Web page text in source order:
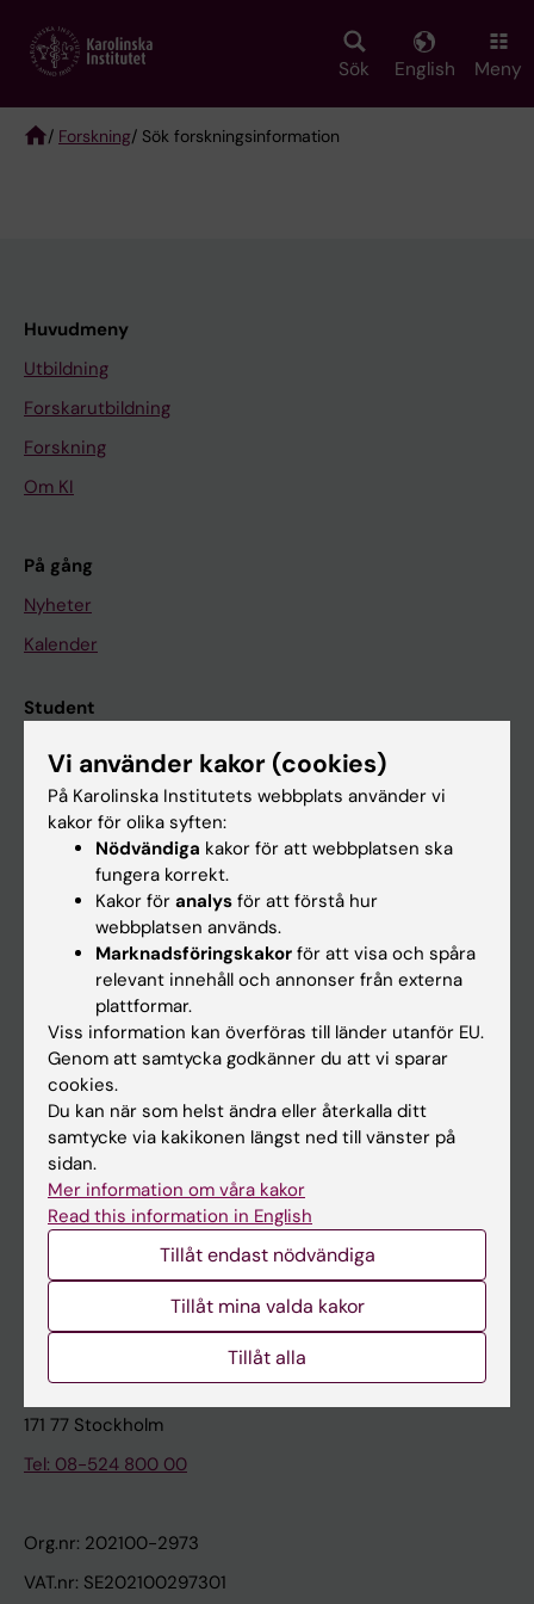
main
Sök English Meny
/ Forskning/ Sök forskningsinformation
Huvudmeny
Utbildning
Forskarutbildning
Forskning
Om KI
På gång
Nyheter
Kalender
Student
Ladok
Canvas
Schema
Studentmejlen
Kurs- och programwebbar
Student på KI
Medarbetare
Medarbetarportalen
Kontakta och besök KI
Universitetsbiblioteket
Stöd forskning och utbildning
Karolinska Institutet Innovation
Kontakta presstjänsten
Karolinska Institutet
171 77 Stockholm
Tel: 08-524 800 00
Org.nr: 202100-2973
VAT.nr: SE202100297301
Vi använder kakor (cookies)
På Karolinska Institutets webbplats använder vi
kakor för olika syften:
Nödvändiga kakor för att webbplatsen ska
fungera korrekt.
Kakor för analys för att förstå hur
webbplatsen används.
Marknadsföringskakor för att visa och spåra
relevant innehåll och annonser från externa
plattformar.
Viss information kan överföras till länder utanför EU.
Genom att samtycka godkänner du att vi sparar
cookies.
Du kan när som helst ändra eller återkalla ditt
samtycke via kakikonen längst ned till vänster på
sidan.
Mer information om våra kakor
Read this information in English
Tillåt endast nödvändiga
Tillåt mina valda kakor
Tillåt alla